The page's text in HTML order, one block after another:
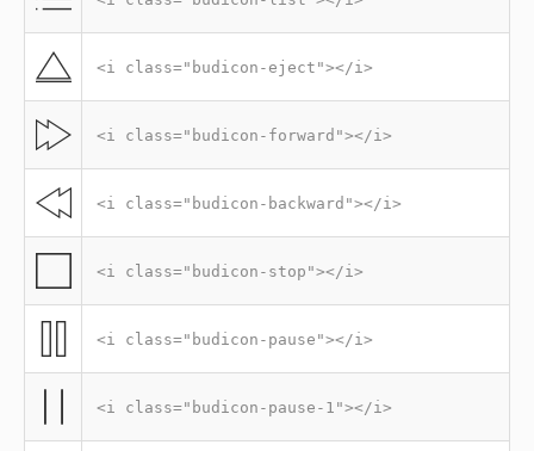
<i class="budicon-eject"></i>
<i class="budicon-forward"></i>
<i class="budicon-backward"></i>
<i class="budicon-stop"></i>
<i class="budicon-pause"></i>
<i class="budicon-pause-1"></i>